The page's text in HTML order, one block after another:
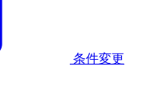
条件変更